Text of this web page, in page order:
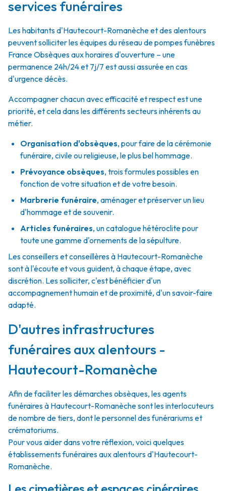
services funéraires
Les habitants d'Hautecourt-Romanèche et des alentours
peuvent solliciter les équipes du réseau de pompes funèbres
France Obsèques aux horaires d'ouverture – une
permanence 24h/24 et 7j/7 est aussi assurée en cas
d'urgence décès.
Accompagner chacun avec efficacité et respect est une
priorité, et cela dans les différents secteurs inhérents au
métier.
Organisation d'obsèques, pour faire de la cérémonie
funéraire, civile ou religieuse, le plus bel hommage.
Prévoyance obsèques, trois formules possibles en
fonction de votre situation et de votre besoin.
Marbrerie funéraire, aménager et préserver un lieu
d'hommage et de souvenir.
Articles funéraires, un catalogue hétéroclite pour
toute une gamme d'ornements de la sépulture.
Les conseillers et conseillères à Hautecourt-Romanèche
sont à l'écoute et vous guident, à chaque étape, avec
discrétion. Les solliciter, c'est bénéficier d'un
accompagnement humain et de proximité, d'un savoir-faire
adapté.
D'autres infrastructures
funéraires aux alentours -
Hautecourt-Romanèche
Afin de faciliter les démarches obsèques, les agents
funéraires à Hautecourt-Romanèche sont les interlocuteurs
de nombre de tiers, dont le personnel des funérariums et
crématoriums.
Pour vous aider dans votre réflexion, voici quelques
établissements funéraires aux alentours d'Hautecourt-
Romanèche.